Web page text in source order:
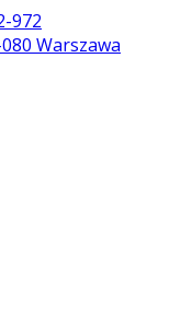
972
Warszawa